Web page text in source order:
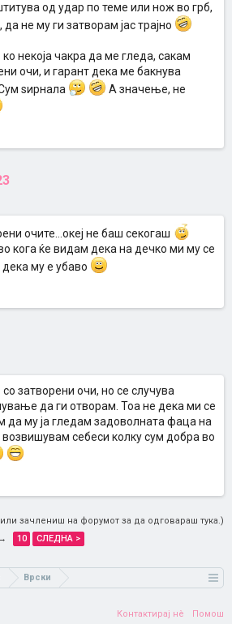
од удар по теме или нож во грб,
не му ги затворам јас трајно
некоја чакра да ме гледа, сакам
очи, и гарант дека ме бакнува
ѕирнала
А значење, не
очите...океј не баш секогаш
кога ќе видам дека на дечко ми му се
му е убаво
затворени очи, но се случува
да ги отворам. Тоа не дека ми се
да му ја гледам задоволната фаца на
возвишувам себеси колку сум добра во
зачлениш на форумот за да одговараш тука.)
→ 10 СЛЕДНА >
Врски
Контактирај нè Помош